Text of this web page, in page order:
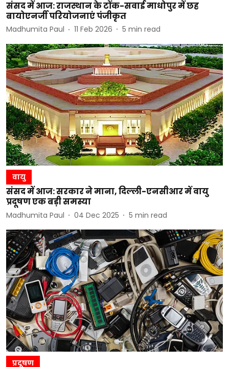
संसद में आज: राजस्थान के टोंक-सवाई माधोपुर में छह
बायोएनर्जी परियोजनाएं पंजीकृत
Madhumita Paul 11 Feb 2026 5 min read
वायु
संसद में आज: सरकार ने माना, दिल्ली-एनसीआर में वायु
प्रदूषण एक बड़ी समस्या
Madhumita Paul 04 Dec 2025 5 min read
प्रदूषण